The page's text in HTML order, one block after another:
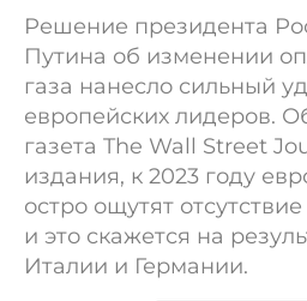
Решение президента
Путина об изменении
газа нанесло сильный
европейских лидеров.
газета The Wall Street
издания, к 2023 году
остро ощутят
и это скажется на
Италии и Германии.